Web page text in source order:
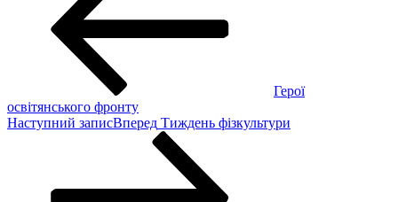
Герої
освітянського фронту
Наступний записВперед Тиждень фізкультури